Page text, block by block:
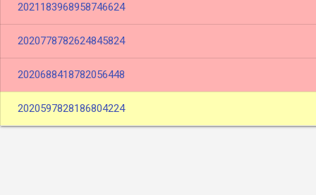
2021183968958746624
2020778782624845824
2020688418782056448
2020597828186804224